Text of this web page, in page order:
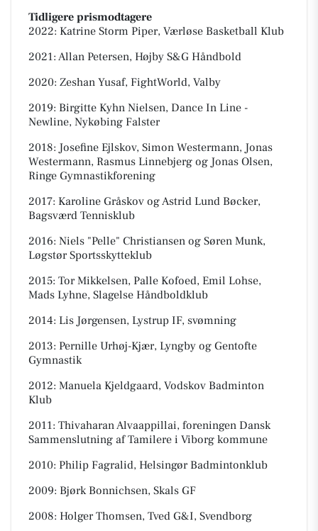
Tidligere prismodtagere
2022: Katrine Storm Piper, Værløse Basketball Klub
2021: Allan Petersen, Højby S&G Håndbold
2020: Zeshan Yusaf, FightWorld, Valby
2019: Birgitte Kyhn Nielsen, Dance In Line -
Newline, Nykøbing Falster
2018: Josefine Ejlskov, Simon Westermann, Jonas
Westermann, Rasmus Linnebjerg og Jonas Olsen,
Ringe Gymnastikforening
2017: Karoline Gråskov og Astrid Lund Bøcker,
Bagsværd Tennisklub
2016: Niels "Pelle" Christiansen og Søren Munk,
Løgstør Sportsskytteklub
2015: Tor Mikkelsen, Palle Kofoed, Emil Lohse,
Mads Lyhne, Slagelse Håndboldklub
2014: Lis Jørgensen, Lystrup IF, svømning
2013: Pernille Urhøj-Kjær, Lyngby og Gentofte
Gymnastik
2012: Manuela Kjeldgaard, Vodskov Badminton
Klub
2011: Thivaharan Alvaappillai, foreningen Dansk
Sammenslutning af Tamilere i Viborg kommune
2010: Philip Fagralid, Helsingør Badmintonklub
2009: Bjørk Bonnichsen, Skals GF
2008: Holger Thomsen, Tved G&I, Svendborg